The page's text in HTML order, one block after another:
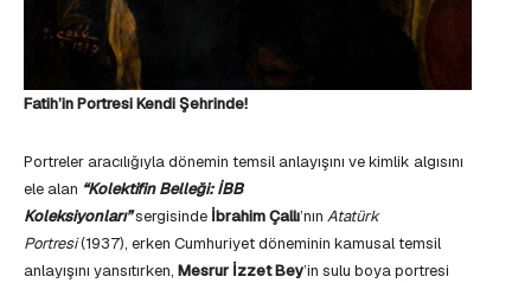
Fatih’in Portresi Kendi Şehrinde!
Portreler aracılığıyla dönemin temsil anlayışını ve kimlik algısını
ele alan “Kolektifin Belleği: İBB
Koleksiyonları”sergisinde İbrahim Çallı’nın Atatürk
Portresi(1937), erken Cumhuriyet döneminin kamusal temsil
anlayışını yansıtırken, Mesrur İzzet Bey’in sulu boya portresi